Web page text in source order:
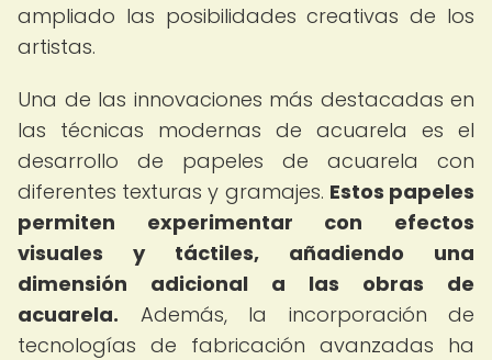
ampliado las posibilidades creativas de los
artistas.
Una de las innovaciones más destacadas en
las técnicas modernas de acuarela es el
desarrollo de papeles de acuarela con
diferentes texturas y gramajes. Estos papeles
permiten experimentar con efectos
visuales y táctiles, añadiendo una
dimensión adicional a las obras de
acuarela. Además, la incorporación de
tecnologías de fabricación avanzadas ha